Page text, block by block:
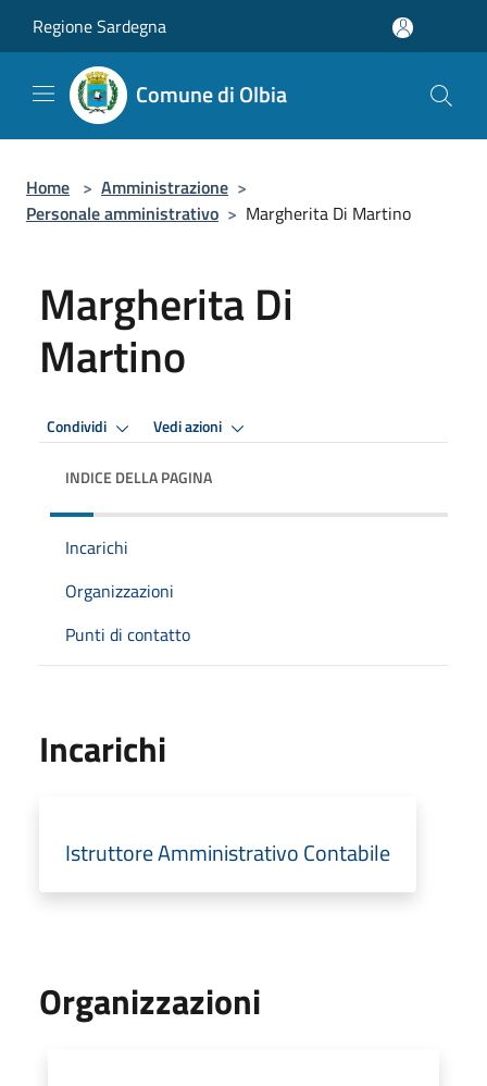
Regione Sardegna
Comune di Olbia
Home > Amministrazione >
Personale amministrativo > Margherita Di Martino
Margherita Di
Martino
Condividi Vedi azioni
INDICE DELLA PAGINA
Incarichi
Organizzazioni
Punti di contatto
Incarichi
Istruttore Amministrativo Contabile
Organizzazioni